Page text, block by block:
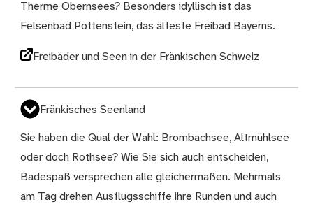
Therme Obernsees? Besonders idyllisch ist das
Felsenbad Pottenstein, das älteste Freibad Bayerns.
Freibäder und Seen in der Fränkischen Schweiz
Fränkisches Seenland
Sie haben die Qual der Wahl: Brombachsee, Altmühlsee
oder doch Rothsee? Wie Sie sich auch entscheiden,
Badespaß versprechen alle gleichermaßen. Mehrmals
am Tag drehen Ausflugsschiffe ihre Runden und auch